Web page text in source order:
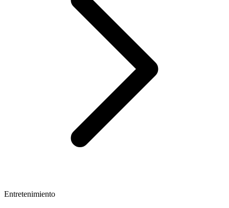
Entretenimiento